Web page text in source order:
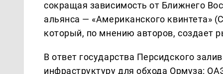
сокращая зависимость от Ближнего
альянса — «Американского квинтета»
который, по мнению авторов, создает
В ответ государства Персидского
инфраструктуру для обхода Ормуза: